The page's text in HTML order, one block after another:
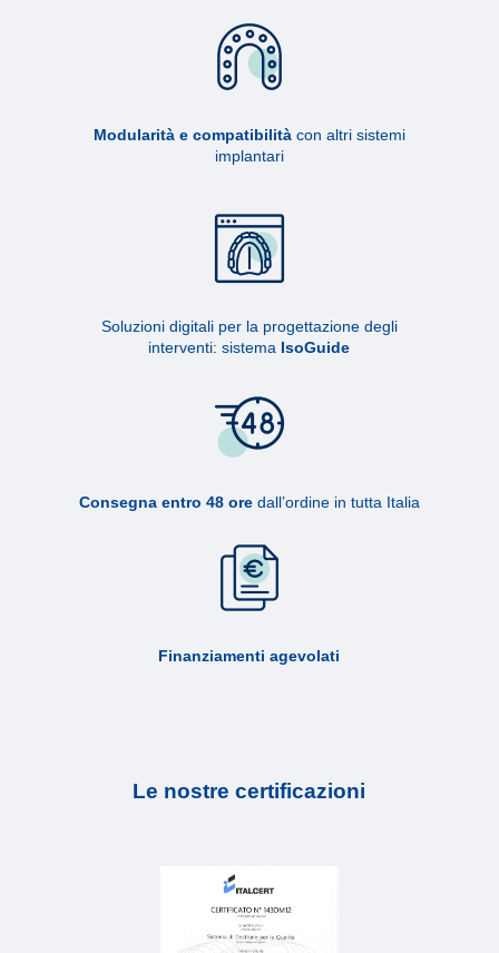
Modularità e compatibilitàcon altri sistemi
implantari
Soluzioni digitali per la progettazione degli
interventi: sistema IsoGuide
Consegna entro 48 oredall’ordine in tutta Italia
Finanziamenti agevolati
Le nostre certificazioni